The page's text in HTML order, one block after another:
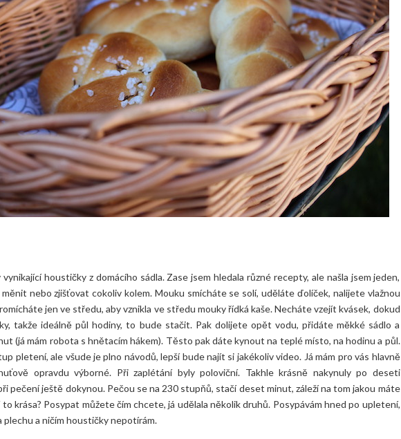
houstičky z domácího sádla. Zase jsem hledala různé recepty, ale našla jsem jeden,
nebo zjišťovat cokoliv kolem. Mouku smícháte se solí, uděláte ďolíček, nalijete vlažnou
jen ve středu, aby vznikla ve středu mouky řídká kaše. Necháte vzejít kvásek, dokud
takže ideálně půl hodiny, to bude stačit. Pak dolijete opět vodu, přidáte měkké sádlo a
(já mám robota s hnětacím hákem). Těsto pak dáte kynout na teplé místo, na hodinu a půl.
pletení, ale všude je plno návodů, lepší bude najít si jakékoliv video. Já mám pro vás hlavně
opravdu výborné. Při zaplétání byly poloviční. Takhle krásně nakynuly po deseti
pečení ještě dokynou. Pečou se na 230 stupňů, stačí deset minut, záleží na tom jakou máte
krása? Posypat můžete čím chcete, já udělala několik druhů. Posypávám hned po upletení,
plechu a ničím houstičky nepotírám.